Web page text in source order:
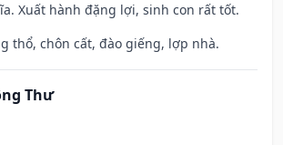
Xuất hành đặng lợi, sinh con rất tốt.
thổ, chôn cất, đào giếng, lợp nhà.
Thư